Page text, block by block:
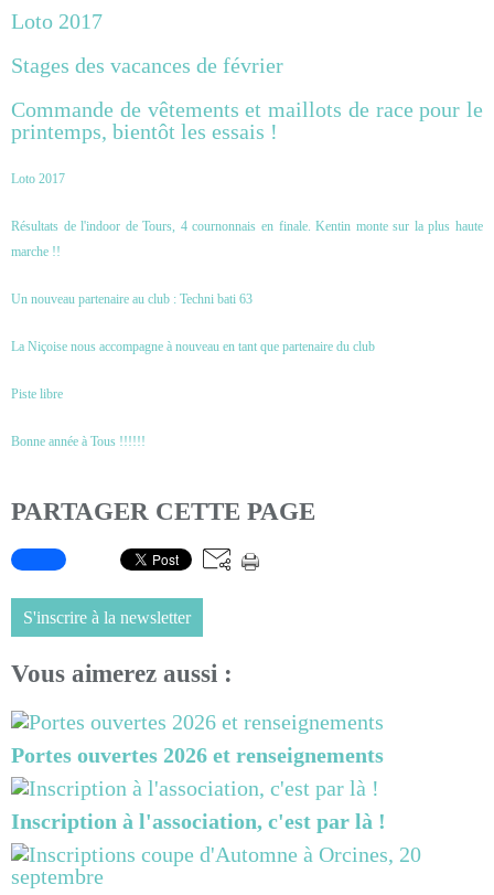
Loto 2017
Stages des vacances de février
Commande de vêtements et maillots de race pour le
printemps, bientôt les essais !
Loto 2017
Résultats de l'indoor de Tours, 4 cournonnais en finale. Kentin monte sur la plus haute
marche !!
Un nouveau partenaire au club : Techni bati 63
La Niçoise nous accompagne à nouveau en tant que partenaire du club
Piste libre
Bonne année à Tous !!!!!!
PARTAGER CETTE PAGE
S'inscrire à la newsletter
Vous aimerez aussi :
Portes ouvertes 2026 et renseignements
Inscription à l'association, c'est par là !